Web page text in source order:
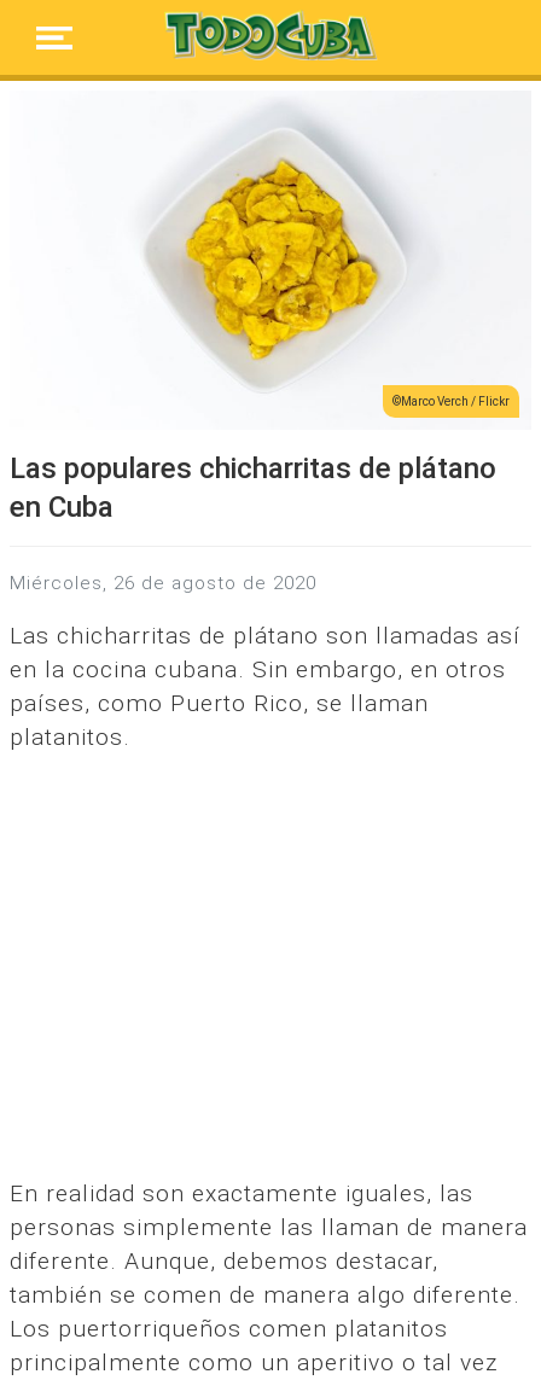
Marco Verch / Flickr
Las populares chicharritas de plátano
en Cuba
miércoles, 26 de agosto de 2020
Las chicharritas de plátano son llamadas así
en la cocina cubana. Sin embargo, en otros
países, como Puerto Rico, se llaman
platanitos.
En realidad son exactamente iguales, las
personas simplemente las llaman de manera
diferente. Aunque, debemos destacar,
también se comen de manera algo diferente.
Los puertorriqueños comen platanitos
principalmente como un aperitivo o tal vez